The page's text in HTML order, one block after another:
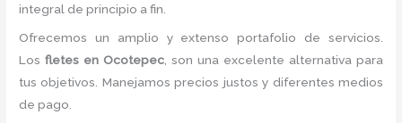
integral de principio a fin.
Ofrecemos un amplio y extenso portafolio de servicios.
Losfletes en Ocotepec , son una excelente alternativa para
tus objetivos. Manejamos precios justos y diferentes medios
de pago.